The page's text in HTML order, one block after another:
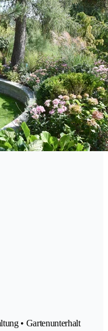
• Gartenunterhalt